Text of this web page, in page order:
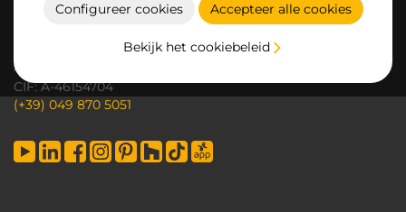
Configureer cookies Accepteer alle cookies
Bekijk het cookiebeleid
Polígono Industrial El Oliveral c/H, 4
46394 Riba-Roja de Túria (Valencia)
CIF: A-46154704
(+39) 049 870 5051